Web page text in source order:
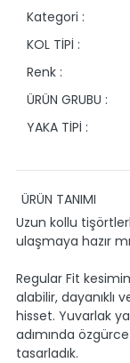
Kategori :
KOL TİPİ :
Renk :
ÜRÜN GRUBU :
YAKA TİPİ :
ÜRÜN TANIMI
Uzun kollu
ulaşmaya hazır
Regular Fit
alabilir, dayanıklı
hisset. Yuvarlak
adımında
tasarladık.